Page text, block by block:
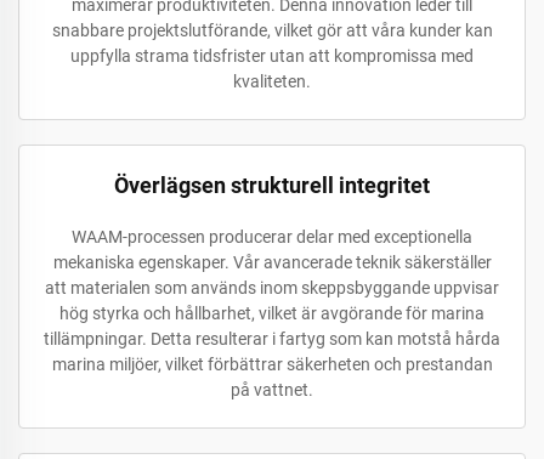
maximerar produktiviteten. Denna innovation leder till
snabbare projektslutförande, vilket gör att våra kunder kan
uppfylla strama tidsfrister utan att kompromissa med
kvaliteten.
Överlägsen strukturell integritet
WAAM-processen producerar delar med exceptionella
mekaniska egenskaper. Vår avancerade teknik säkerställer
att materialen som används inom skeppsbyggande uppvisar
hög styrka och hållbarhet, vilket är avgörande för marina
tillämpningar. Detta resulterar i fartyg som kan motstå hårda
marina miljöer, vilket förbättrar säkerheten och prestandan
på vattnet.